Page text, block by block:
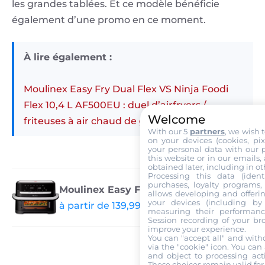
les grandes tablées. Et ce modèle bénéficie
également d’une promo en ce moment.
À lire également :
Moulinex Easy Fry Dual Flex VS Ninja Foodi
Flex 10,4 L AF500EU : duel d’airfryers /
friteuses à air chaud de grande capacité
Moulinex Easy Fry Dual Flex
à partir de 139,99 € chez amazon.fr
Welcome
With our 5 partners, we wish
on your devices (cookies,
your personal data with our
this website or in our emails,
obtained later, including in
Processing this data
purchases, loyalty
allows developing and
your devices (including
measuring their
Session recording of your
improve your experience.
You can "accept all" and
via the "cookie" icon. You
and object to processing